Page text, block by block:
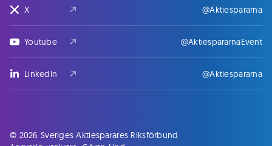
X @Aktiespararna
Youtube @AktiespararnaEvent
LinkedIn @Aktiespararna
© 2026 Sveriges Aktiesparares Riksförbund